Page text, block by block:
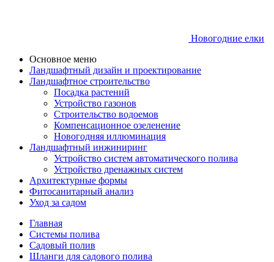
Новогодние елки
Основное меню
Ландшафтный дизайн и проектирование
Ландшафтное строительство
Посадка растений
Устройство газонов
Строительство водоемов
Компенсационное озеленение
Новогодняя иллюминация
Ландшафтный инжиниринг
Устройство систем автоматического полива
Устройство дренажных систем
Aрхитектурные формы
Фитосанитарный анализ
Уход за садом
Главная
Системы полива
Садовый полив
Шланги для садового полива